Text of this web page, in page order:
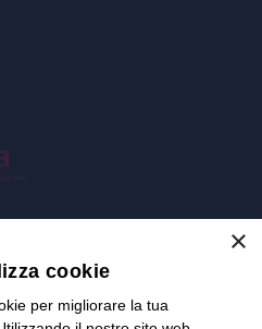
×
cookie
per migliorare la tua